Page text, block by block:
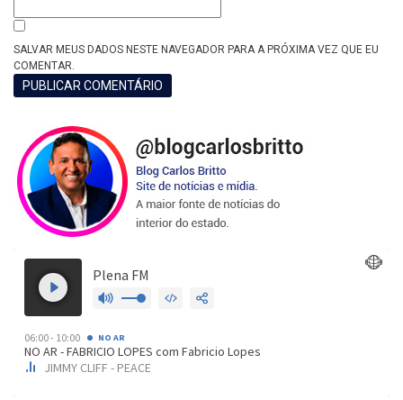
SALVAR MEUS DADOS NESTE NAVEGADOR PARA A PRÓXIMA VEZ QUE EU
COMENTAR.